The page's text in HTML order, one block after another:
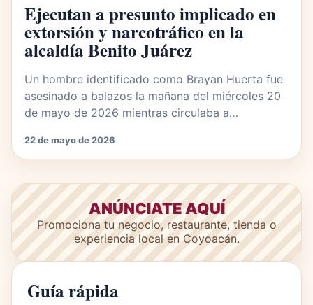
Ejecutan a presunto implicado en
extorsión y narcotráfico en la
alcaldía Benito Juárez
Un hombre identificado como Brayan Huerta fue
asesinado a balazos la mañana del miércoles 20
de mayo de 2026 mientras circulaba a…
22 de mayo de 2026
ANÚNCIATE AQUÍ
Promociona tu negocio, restaurante, tienda o
experiencia local en Coyoacán.
Guía rápida